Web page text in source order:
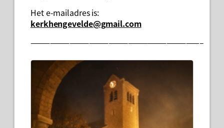
Het e-mailadres is:
kerkhengevelde@gmail.com
——————————————————————————–